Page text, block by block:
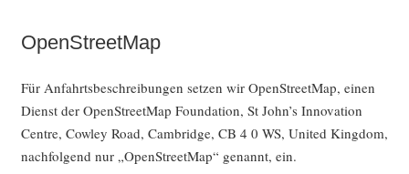
OpenStreetMap
Für Anfahrtsbeschreibungen setzen wir OpenStreetMap, einen
Dienst der OpenStreetMap Foundation, St John’s Innovation
Centre, Cowley Road, Cambridge, CB 4 0 WS, United Kingdom,
nachfolgend nur „OpenStreetMap“ genannt, ein.